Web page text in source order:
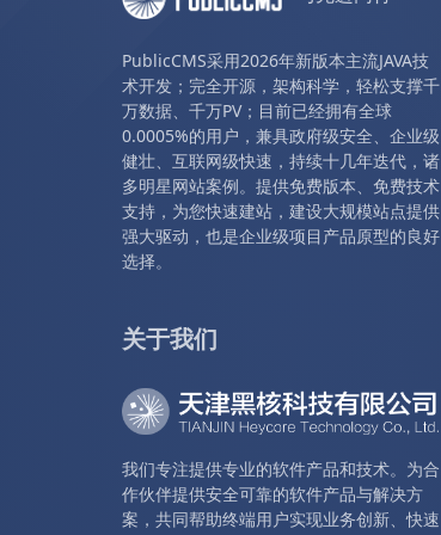
PublicCMS采用2026年新版本主流JAVA技
术开发；完全开源，架构科学，轻松支撑千
万数据、千万PV；目前已经拥有全球
0.0005%的用户，兼具政府级安全、企业级
健壮、互联网级快速，持续十几年迭代，诸
多明星网站案例。提供免费版本、免费技术
支持，为您快速建站，建设大规模站点提供
强大驱动，也是企业级项目产品原型的良好
选择。
关于我们
我们专注提供专业的软件产品和技术。为合
作伙伴提供安全可靠的软件产品与解决方
案，共同帮助终端用户实现业务创新、快速